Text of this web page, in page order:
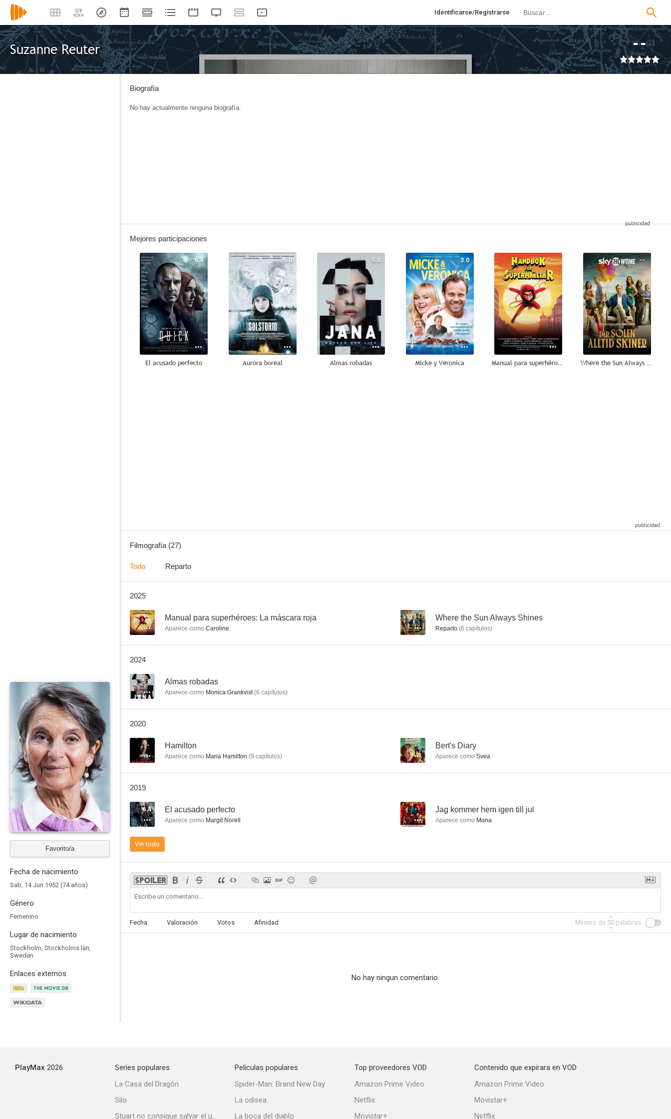
Identificarse/Registrarse
Suzanne Reuter --
Favorito/a
Fecha de nacimiento
Sab, 14 Jun 1952 (74 años)
Género
Femenino
Lugar de nacimiento
Stockholm, Stockholms län,
Sweden
Enlaces externos
Biografía
No hay actualmente ninguna biografía.
Mejores participaciones
6.4
El acusado perfecto
6.0
Aurora boreal
5.0
Almas robadas
3.0
Micke y Veronica
--
Manual para superhéroes: La máscara roja
--
Where the Sun Always Shines
--
Filmografía (27)
Todo Reparto
2025
-- Manual para superhéroes: La máscara roja
Aparece como Caroline
-- Where the Sun Always Shines
Reparto (6 capítulos)
2024
5.0 Almas robadas
Aparece como Monica Grankvist(6 capítulos)
2020
-- Hamilton
Aparece como Maria Hamilton (9 capítulos)
-- Bert's Diary
Aparece como Svea
2019
6.4 El acusado perfecto
Aparece como Margit Norell
-- Jag kommer hem igen till jul
Aparece como Mona
Ver todo
Fecha Valoración Votos Afinidad Mínimo de 50 palabras
No hay ningun comentario.
PlayMax 2026
Series populares
La Casa del Dragón
Silo
Stuart no consigue salvar el universo
Peliculas populares
Spider-Man: Brand New Day
La odisea
La boca del diablo
Top proveedores VOD
Amazon Prime Video
Netflix
Movistar+
Contenido que expirara en VOD
Amazon Prime Video
Movistar+
Netflix